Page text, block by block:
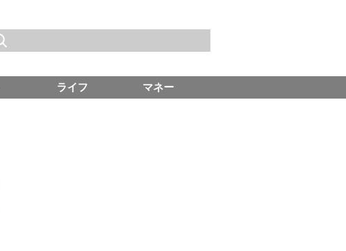
ライフ マネー